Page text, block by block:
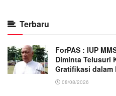
Terbaru
ForPAS : IUP
Diminta Telusuri
Gratifikasi dalam
08/08/2026